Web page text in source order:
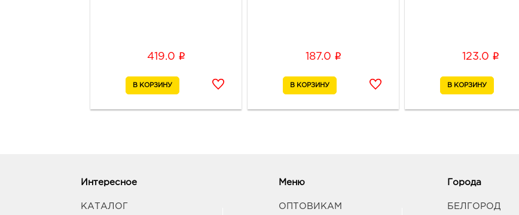
419.0 i 187.0 i 123.0 i
Интересное
КАТАЛОГ
Меню
ОПТОВИКАМ
Города
БЕЛГОРОД